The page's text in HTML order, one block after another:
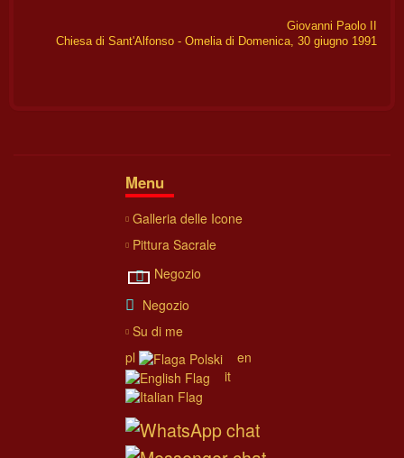
Giovanni Paolo II
Chiesa di Sant'Alfonso - Omelia di Domenica, 30 giugno 1991
Menu
Galleria delle Icone
Pittura Sacrale
Negozio
Negozio
Su di me
pl
en
it